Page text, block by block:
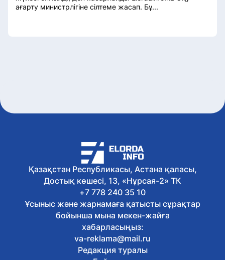
ағарту министрлігіне сілтеме жасап. Бұ...
Қазақстан Республикасы, Астана қаласы,
Достық көшесі, 13, «Нұрсая-2» ТК
+7 778 240 35 10
Ұсыныс және жарнамаға қатысты сұрақтар
бойынша мына мекен-жайға
хабарласыңыз:
va-reklama@mail.ru
Редакция туралы